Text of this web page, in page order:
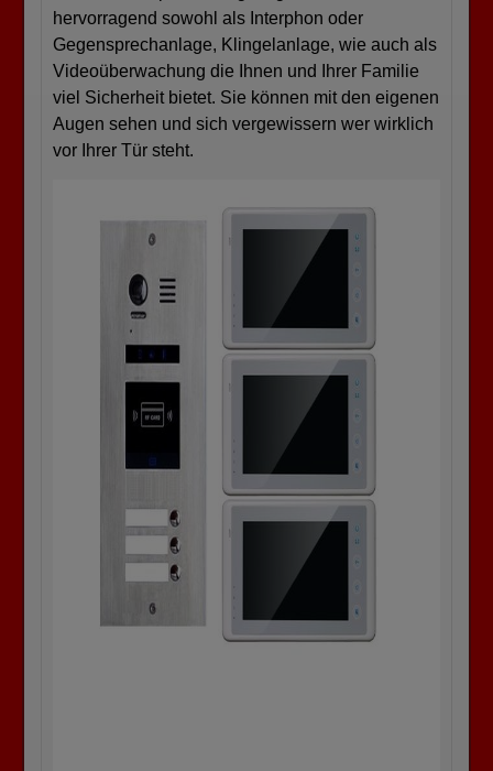
hervorragend sowohl als Interphon oder
Gegensprechanlage, Klingelanlage, wie auch als
Videoüberwachung die Ihnen und Ihrer Familie
viel Sicherheit bietet. Sie können mit den eigenen
Augen sehen und sich vergewissern wer wirklich
vor Ihrer Tür steht.